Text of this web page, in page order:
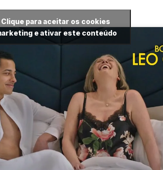
Clique para aceitar os cookies
e ativar este conteúdo